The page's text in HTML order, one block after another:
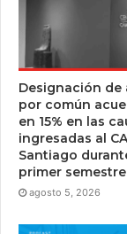
Designación de
por común
en 15% en las
ingresadas al
Santiago
primer
agosto 5, 2026